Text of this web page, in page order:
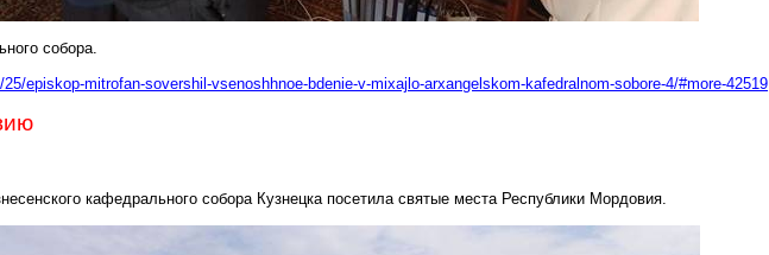
собора.
episkop-mitrofan-sovershil-vsenoshhnoe-bdenie-v-mixajlo-arxangelskom-kafedralnom-sobore-4/#more-42519
кафедрального собора Кузнецка посетила святые места Республики Мордовия.